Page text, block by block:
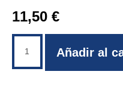
11,50 €
Añadir al